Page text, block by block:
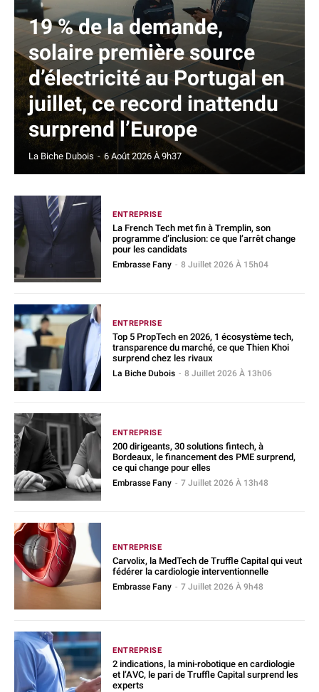
19 % de la demande,
solaire première source
d’électricité au Portugal en
juillet, ce record inattendu
surprend l’Europe
La Biche Dubois - 6 Août 2026 À 9h37
ENTREPRISE
La French Tech met fin à Tremplin, son
programme d’inclusion: ce que l’arrêt change
pour les candidats
Embrasse Fany - 8 Juillet 2026 À 15h04
ENTREPRISE
Top 5 PropTech en 2026, 1 écosystème tech,
transparence du marché, ce que Thien Khoi
surprend chez les rivaux
La Biche Dubois - 8 Juillet 2026 À 13h06
ENTREPRISE
200 dirigeants, 30 solutions fintech, à
Bordeaux, le financement des PME surprend,
ce qui change pour elles
Embrasse Fany - 7 Juillet 2026 À 13h48
ENTREPRISE
Carvolix, la MedTech de Truffle Capital qui veut
fédérer la cardiologie interventionnelle
Embrasse Fany - 7 Juillet 2026 À 9h48
ENTREPRISE
2 indications, la mini-robotique en cardiologie
et l’AVC, le pari de Truffle Capital surprend les
experts